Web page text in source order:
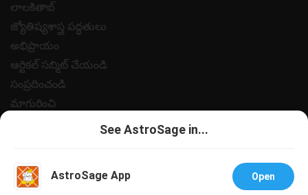
లాలకితాబ్
జ్యోతిష్యశాస్త్ర పద్ధతులు
అభిప్రాయం
ఆర్టికల్ సబ్మిట్ చేయండి
సంప్రదించండి
మాగురించి
సహాయం
See AstroSage in...
AstroSage App Open